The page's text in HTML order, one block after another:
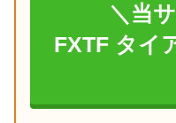
＼当
FXTF タイ